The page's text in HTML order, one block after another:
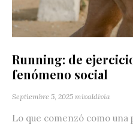
Running: de
fenómeno social
Septiembre 5, 2025 mivaldivia
Lo que comenzó como una